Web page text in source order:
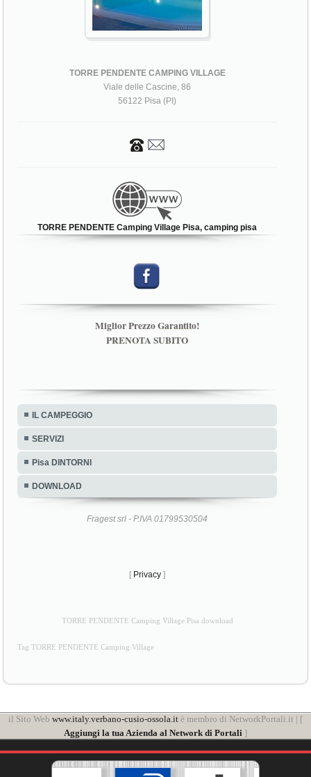
TORRE PENDENTE CAMPING VILLAGE
Viale delle Cascine, 86
56122 Pisa (PI)
TORRE PENDENTE Camping Village Pisa, camping pisa
Miglior Prezzo Garantito!
PRENOTA SUBITO
IL CAMPEGGIO
SERVIZI
Pisa DINTORNI
DOWNLOAD
Fragest srl - P.IVA 01799530504
[ Privacy ]
TORRE PENDENTE Camping Village Pisa download
Tag TORRE PENDENTE Camping Village
il Sito Web www.italy.verbano-cusio-ossola.it è membro di NetworkPortali.it | [
Aggiungi la tua Azienda al Network di Portali ]